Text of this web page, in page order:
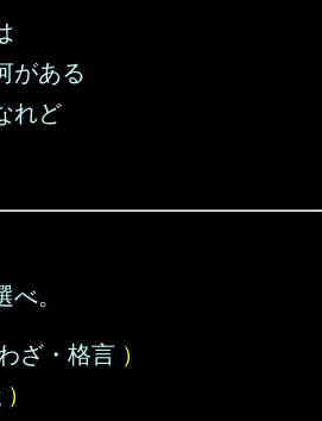
がある
れど
。
ざ・格言 ）
）